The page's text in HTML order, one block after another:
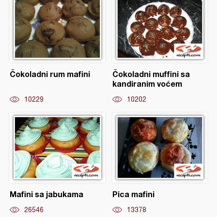
Čokoladni rum mafini
10229
Čokoladni muffini sa
kandiranim voćem
10202
Mafini sa jabukama
26546
Pica mafini
13378